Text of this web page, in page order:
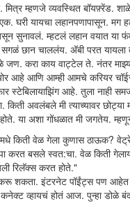
मित्र म्हणजे व्यवस्थित बॉयफ़्रेंड.
एक. घरी यायचा लहानपणापासून.
सुनावलं. म्हटलं लहान वयात या
छान चाललंय. अ‍ॅबी परत
करा काय वाट्टेल ते. नंतर
आहे आणि आम्ही आमचे करियर
स्टेबिलायाझिंग आहे. तुला नाही
किती अवलंबले मी त्याच्यावर
या अशा गोंधळात मी जगतेय.
किती वेळ गेला कुणास
बसले स्वत:चा. वेळ किती
रिलॅक्स करत होते."
करू शकता. इंटरनेट पॉईंट्स पण
व्हायचं होतं आज. पुन्हा डोळे